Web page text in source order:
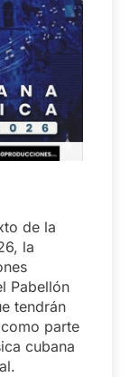
de la
la
Pabellón
tendrán
parte
cubana